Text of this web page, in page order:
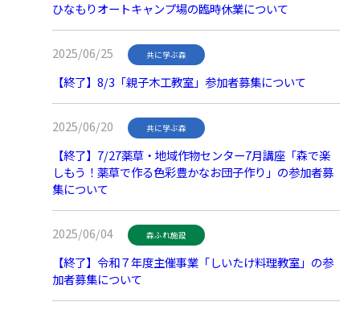
ひなもりオートキャンプ場の臨時休業について
2025/06/25 共に学ぶ森
【終了】8/3「親子木工教室」参加者募集について
2025/06/20 共に学ぶ森
【終了】7/27薬草・地域作物センター7月講座「森で楽
しもう！薬草で作る色彩豊かなお団子作り」の参加者募
集について
2025/06/04 森ふれ施設
【終了】令和７年度主催事業「しいたけ料理教室」の参
加者募集について